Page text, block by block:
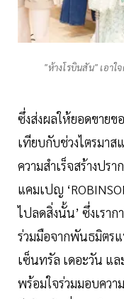
"ห้างโรบินสัน" เอาใ
ซึ่งส่งผลให้ยอดขายข
เทียบกับช่วงไตรมาส
ความสำเร็จสร้างปร
แคมเปญ
ไปลดสิ่งนั้น’ ซึ่งเรา
ร่วมมือจากพันธมิตร
เซ็นทรัล เดอะวัน แ
พร้อมใจร่วมมอบควา